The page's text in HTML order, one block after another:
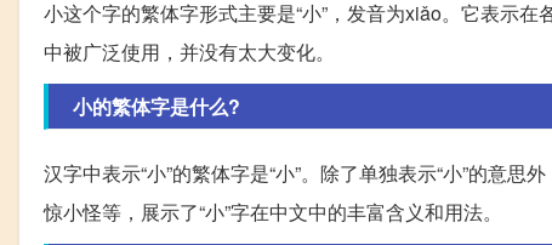
小这个字的繁体字形式主要是“小”，发音为xiǎo。它表示
中被广泛使用，并没有太大变化。
小的繁体字是什么?
汉字中表示“小”的繁体字是“小”。除了单独表示“小”的意
惊小怪等，展示了“小”字在中文中的丰富含义和用法。